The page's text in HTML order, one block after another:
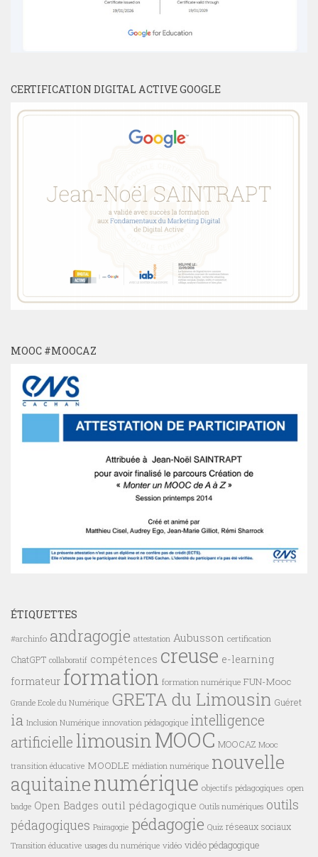
CERTIFICATION DIGITAL ACTIVE GOOGLE
MOOC #MOOCAZ
ÉTIQUETTES
#archinfo andragogie attestation Aubusson certification
ChatGPT collaboratif compétences creuse e-learning
formateur formation formation numérique FUN-Mooc
Grande Ecole du Numérique GRETA du Limousin Guéret
ia Inclusion Numérique innovation pédagogique intelligence
artificielle limousin MOOC MOOCAZ Mooc
transition éducative MOODLE médiation numérique nouvelle
aquitainenumérique objectifs pédagogiques open
badge Open Badges outil pédagogique Outils numériques outils
pédagogiques Pairagogie pédagogie Quiz réseaux sociaux
Transition éducative usages du numérique vidéo vidéo pédagogique